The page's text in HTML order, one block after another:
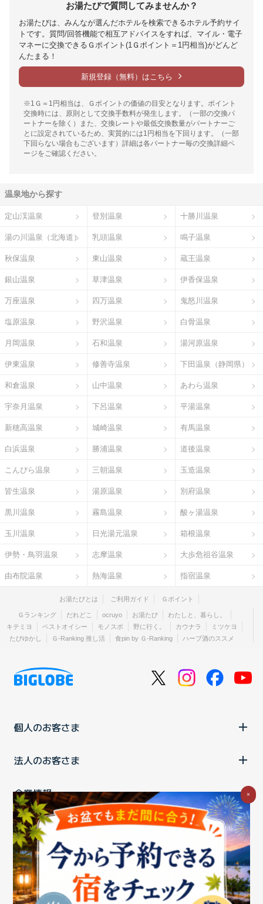
お湯たびで質問してみませんか？
お湯たびは、みんなが選んだホテルを検索できるホテル予約サイ
トです。質問/回答機能で相互アドバイスをすれば、マイル・電子
マネーに交換できるＧポイント(1Ｇポイント＝1円相当)がどんど
んたまる！
新規登録（無料）はこちら
※1Ｇ＝1円相当は、Ｇポイントの価値の目安となります。ポイント
交換時には、原則として交換手数料が発生します。（一部の交換パ
ートナーを除く）また、交換レートや最低交換数量がパートナーご
とに設定されているため、実質的には1円相当を下回ります。（一部
下回らない場合もございます）詳細は各パートナー毎の交換詳細ペ
ージをご確認ください。
温泉地から探す
定山渓温泉 登別温泉 十勝川温泉
湯の川温泉（北海道） 乳頭温泉 鳴子温泉
秋保温泉 東山温泉 蔵王温泉
銀山温泉 草津温泉 伊香保温泉
万座温泉 四万温泉 鬼怒川温泉
塩原温泉 野沢温泉 白骨温泉
月岡温泉 石和温泉 湯河原温泉
伊東温泉 修善寺温泉 下田温泉（静岡県）
和倉温泉 山中温泉 あわら温泉
宇奈月温泉 下呂温泉 平湯温泉
新穂高温泉 城崎温泉 有馬温泉
白浜温泉 勝浦温泉 道後温泉
こんぴら温泉 三朝温泉 玉造温泉
皆生温泉 湯原温泉 別府温泉
黒川温泉 霧島温泉 酸ヶ湯温泉
玉川温泉 日光湯元温泉 箱根温泉
伊勢・鳥羽温泉 志摩温泉 大歩危祖谷温泉
由布院温泉 熱海温泉 指宿温泉
お湯たびとは ご利用ガイド Ｇポイント
Ｇランキング だれどこ ocruyo お湯たび
わたしと、暮らし。
キテミヨ
ベストオイシー モノスポ 野に行く。 カウナラ
ミツケヨ
たびゆかし
Ｇ-Ranking 推し活 食pin by Ｇ-Ranking ハーブ酒のススメ
個人のお客さま
法人のお客さま
企業情報
ご利用中の方
お問い合わせ消費税の表示 ウェブアクセシビリティの取り組み
個人情報保護ポリシープライバシーポータル
Cookieポリシー
特定商取引法に基づく表記情報セキュリティ基本方針
商標について BIGLOBEトップ
×